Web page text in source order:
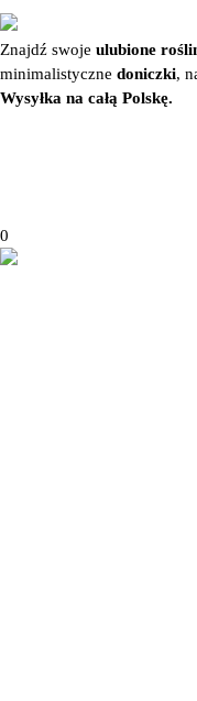
Znajdź swoje ulubione
minimalistyczne doniczki,
Wysyłka na całą Polskę.
0